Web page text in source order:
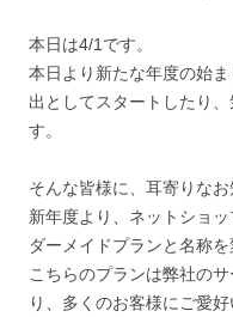
本日は4/1です。
本日より新たな年度の始
出としてスタートしたり
す。
そんな皆様に、耳寄りなお
新年度より、ネットショ
ダーメイドプランと名称
こちらのプランは弊社の
り、多くのお客様にご愛